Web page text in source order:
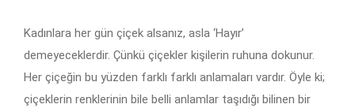
Kadınlara her gün çiçek alsanız, asla ‘Hayır’
demeyeceklerdir. Çünkü çiçekler kişilerin ruhuna dokunur.
Her çiçeğin bu yüzden farklı farklı anlamaları vardır. Öyle ki;
çiçeklerin renklerinin bile belli anlamlar taşıdığı bilinen bir